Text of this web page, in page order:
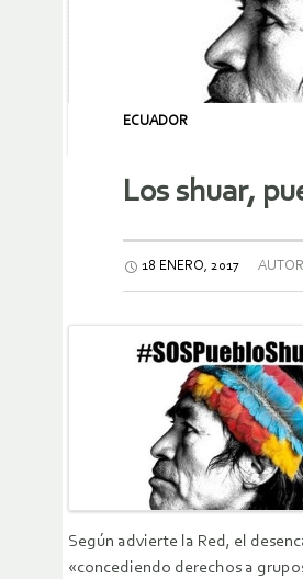
ECUADOR
Los shuar,
18 ENERO, 2017
Según advierte la Red, el
«concediendo derechos a